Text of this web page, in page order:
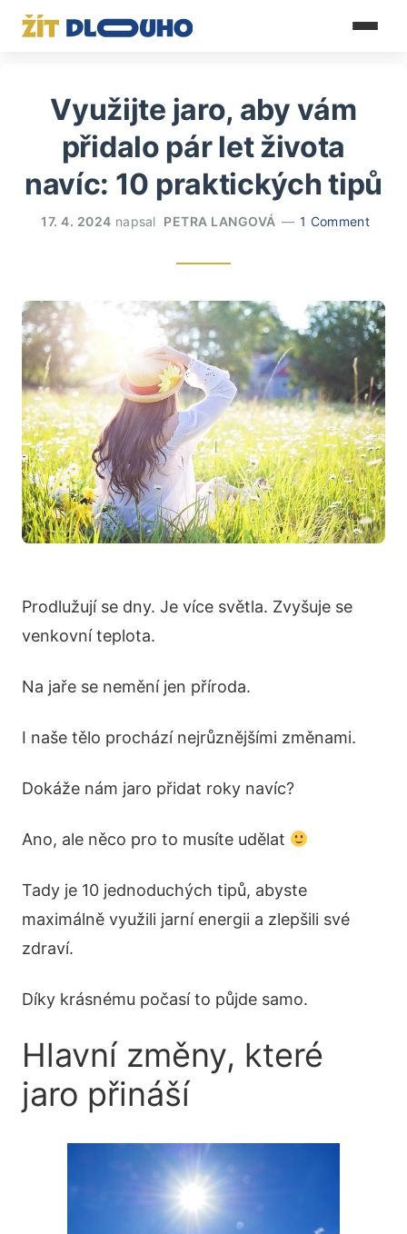
Využijte jaro, aby vám
přidalo pár let života
navíc: 10 praktických tipů
17. 4. 2024 napsal PETRA LANGOVÁ 1 Comment
Prodlužují se dny. Je více světla. Zvyšuje se
venkovní teplota.
Na jaře se nemění jen příroda.
I naše tělo prochází nejrůznějšími změnami.
Dokáže nám jaro přidat roky navíc?
Ano, ale něco pro to musíte udělat
Tady je 10 jednoduchých tipů, abyste
maximálně využili jarní energii a zlepšili své
zdraví.
Díky krásnému počasí to půjde samo.
Hlavní změny, které
jaro přináší